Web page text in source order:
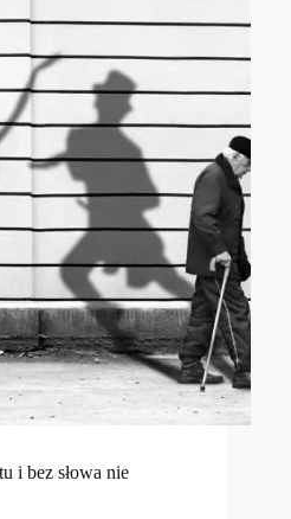
i bez słowa nie